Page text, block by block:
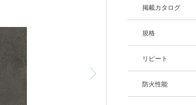
掲載カタログ
規格
リピート
防火性能